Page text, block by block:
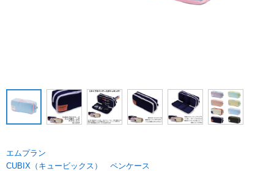
エムプラン
CUBIX（キュービックス） ペンケース